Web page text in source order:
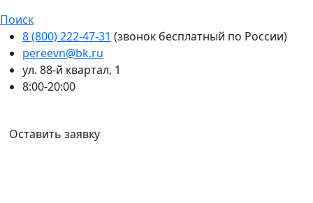
Поиск
8 (800) 222-47-31 (звонок бесплатный по России)
pereevn@bk.ru
ул. 88-й квартал, 1
8:00-20:00
Оставить заявку